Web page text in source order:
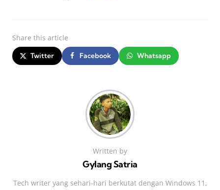
Share this article
Twitter Facebook Whatsapp
Written by
Gylang Satria
Tech writer yang sehari‑hari berkutat dengan Windows 11,